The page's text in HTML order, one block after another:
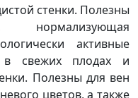
стенки. Полезны
нормализующая
активные
в свежих плодах и
Полезны для вен
цветов, а также